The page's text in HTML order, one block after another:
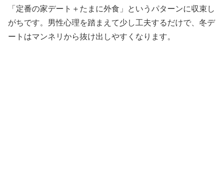
「定番の家デート＋たまに外食」というパターンに収束し
がちです。男性心理を踏まえて少し工夫するだけで、冬デ
ートはマンネリから抜け出しやすくなります。